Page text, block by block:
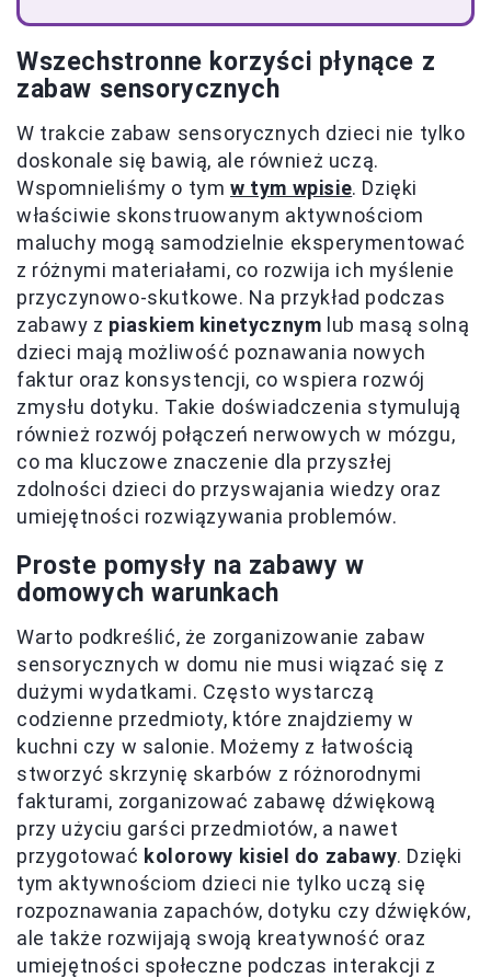
Wszechstronne korzyści płynące z
zabaw sensorycznych
W trakcie zabaw sensorycznych dzieci nie tylko
doskonale się bawią, ale również uczą.
Wspomnieliśmy o tymw tym wpisie. Dzięki
właściwie skonstruowanym aktywnościom
maluchy mogą samodzielnie eksperymentować
z różnymi materiałami, co rozwija ich myślenie
przyczynowo-skutkowe. Na przykład podczas
zabawy z piaskiem kinetycznym lub masą solną
dzieci mają możliwość poznawania nowych
faktur oraz konsystencji, co wspiera rozwój
zmysłu dotyku. Takie doświadczenia stymulują
również rozwój połączeń nerwowych w mózgu,
co ma kluczowe znaczenie dla przyszłej
zdolności dzieci do przyswajania wiedzy oraz
umiejętności rozwiązywania problemów.
Proste pomysły na zabawy w
domowych warunkach
Warto podkreślić, że zorganizowanie zabaw
sensorycznych w domu nie musi wiązać się z
dużymi wydatkami. Często wystarczą
codzienne przedmioty, które znajdziemy w
kuchni czy w salonie. Możemy z łatwością
stworzyć skrzynię skarbów z różnorodnymi
fakturami, zorganizować zabawę dźwiękową
przy użyciu garści przedmiotów, a nawet
przygotować kolorowy kisiel do zabawy. Dzięki
tym aktywnościom dzieci nie tylko uczą się
rozpoznawania zapachów, dotyku czy dźwięków,
ale także rozwijają swoją kreatywność oraz
umiejętności społeczne podczas interakcji z